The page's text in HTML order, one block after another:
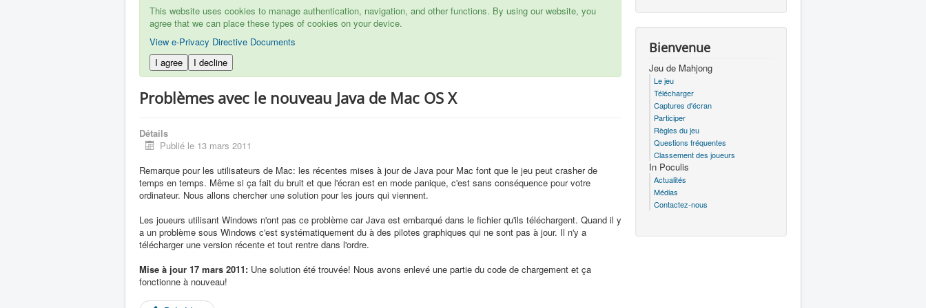
This website uses cookies to manage authentication, navigation, and other functions. By using our website, you
agree that we can place these types of cookies on your device.
View e-Privacy Directive Documents
I agree
I decline
Problèmes avec le nouveau Java de Mac OS X
Détails
Publié le 13 mars 2011
Remarque pour les utilisateurs de Mac: les récentes mises à jour de Java pour Mac font que le jeu peut crasher de
temps en temps. Même si ça fait du bruit et que l'écran est en mode panique, c'est sans conséquence pour votre
ordinateur. Nous allons chercher une solution pour les jours qui viennent.
Les joueurs utilisant Windows n'ont pas ce problème car Java est embarqué dans le fichier qu'ils téléchargent. Quand il y
a un problème sous Windows c'est systématiquement du à des pilotes graphiques qui ne sont pas à jour. Il n'y a
télécharger une version récente et tout rentre dans l'ordre.
Mise à jour 17 mars 2011: Une solution été trouvée! Nous avons enlevé une partie du code de chargement et ça
fonctionne à nouveau!
Bienvenue
Jeu de Mahjong
Le jeu
Télécharger
Captures d'écran
Participer
Règles du jeu
Questions fréquentes
Classement des joueurs
In Poculis
Actualités
Médias
Contactez-nous